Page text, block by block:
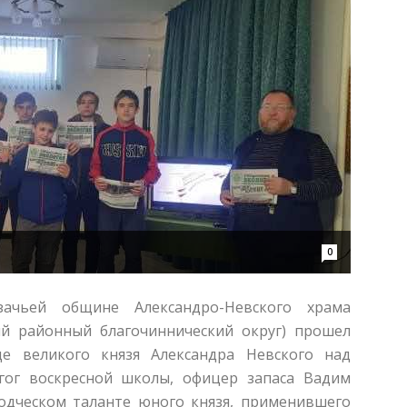
0
общине Александро-Невского храма
районный благочиннический округ) прошел
великого князя Александра Невского над
воскресной школы, офицер запаса Вадим
таланте юного князя, применившего